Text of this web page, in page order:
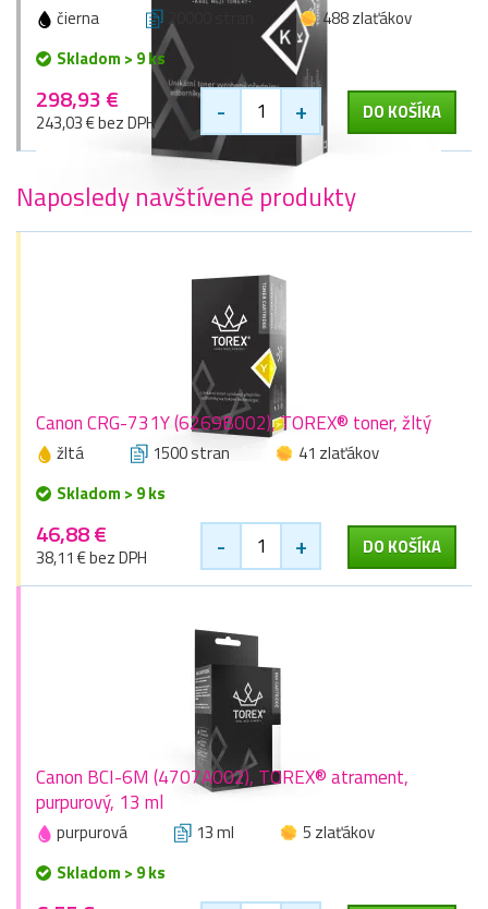
čierna 20000 stran
488 zlaťákov
Skladom > 9 ks
298,93 €
243,03 € bez DPH - + DO KOŠÍKA
Naposledy navštívené produkty
Canon CRG-731Y (6269B002), TOREX® toner, žltý
žltá 1500 stran
41 zlaťákov
Skladom > 9 ks
46,88 €
38,11 € bez DPH - + DO KOŠÍKA
Canon BCI-6M (4707A002), TOREX® atrament,
purpurový, 13 ml
purpurová 13 ml
5 zlaťákov
Skladom > 9 ks